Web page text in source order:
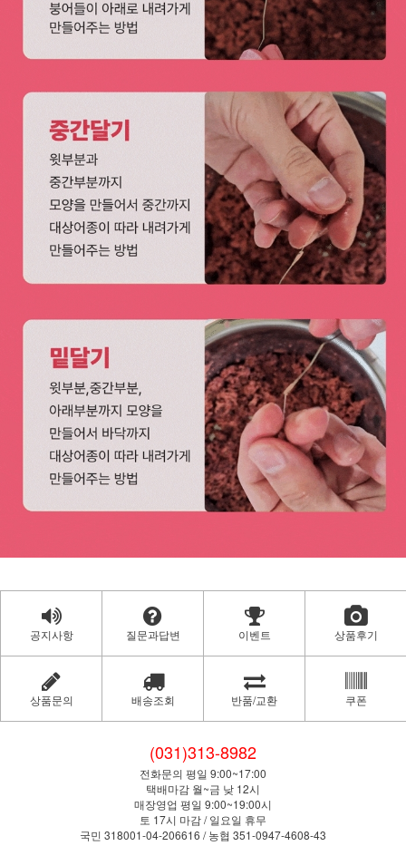
공지사항 질문과답변 이벤트 상품후기
상품문의 배송조회 반품/교환 쿠폰
(031)313-8982
전화문의 평일 9:00~17:00
택배마감 월~금 낮 12시
매장영업 평일 9:00~19:00시
토 17시 마감 / 일요일 휴무
국민 318001-04-206616 / 농협 351-0947-4608-43